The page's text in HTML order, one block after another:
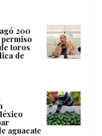
200
toros
de
aguacate